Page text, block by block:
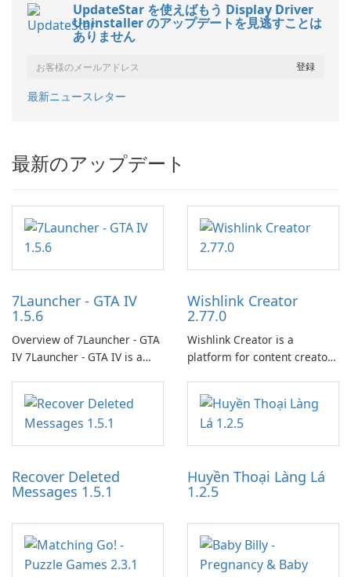
UpdateStar を使えばもう Display Driver
Uninstaller のアップデートを見逃すことは
ありません
最新ニュースレター
最新のアップデート
7Launcher - GTA IV
1.5.6
Overview of 7Launcher - GTA
IV 7Launcher - GTA IV is a
application designed to
optimize the gaming
experience for Grand Theft
Auto IV.
Wishlink Creator
2.77.0
Wishlink Creator is a
platform for content creators
work through built-in brand
partnerships and integrated
tools for content distribution
and audience engagement.
Recover Deleted
Messages 1.5.1
Huyền Thoại Làng Lá
1.2.5